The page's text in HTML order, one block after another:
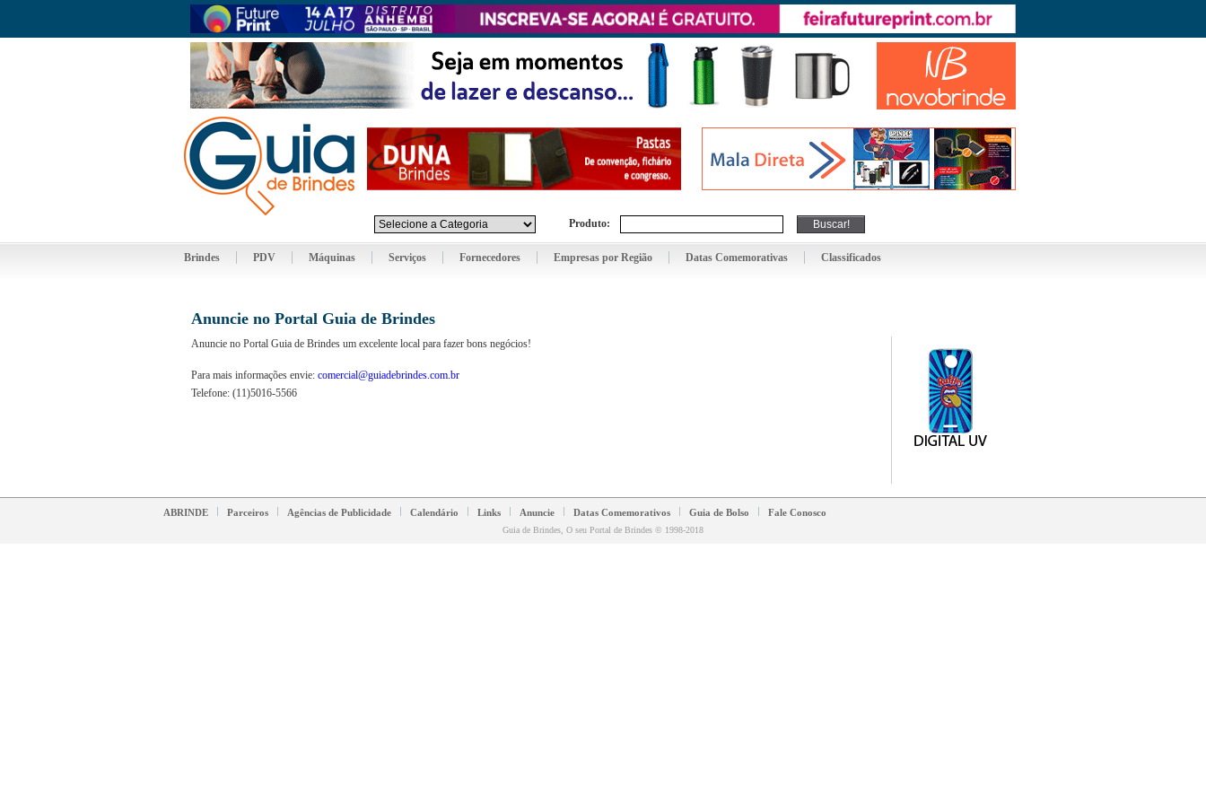
Produto:
Brindes PDV Máquinas Serviços Fornecedores Empresas por Região Datas Comemorativas Classificados
Anuncie no Portal Guia de Brindes
Anuncie no Portal Guia de Brindes um excelente local para fazer bons negócios!
Para mais informações envie: comercial@guiadebrindes.com.br
Telefone: (11)5016-5566
ABRINDE Parceiros Agências de Publicidade Calendário Links Anuncie Datas Comemorativos Guia de Bolso Fale Conosco
Guia de Brindes, O seu Portal de Brindes © 1998-2018